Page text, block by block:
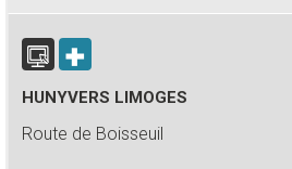
HUNYVERS LIMOGES
Route de Boisseuil